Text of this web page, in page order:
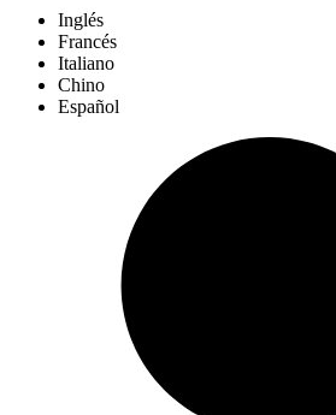
Inglés
Francés
Italiano
Chino
Español